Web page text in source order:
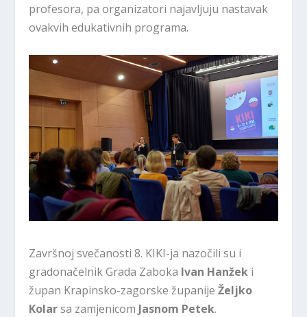
profesora, pa organizatori najavljuju nastavak
ovakvih edukativnih programa.
Završnoj svečanosti 8. KIKI-ja nazočili su i
gradonačelnik Grada Zaboka Ivan Hanžek i
župan Krapinsko-zagorske županijeŽeljko
Kolarsa zamjenicom Jasnom Petek.